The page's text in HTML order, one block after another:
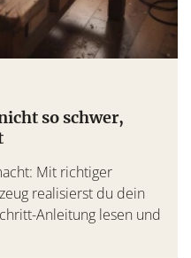
so schwer,
Mit richtiger
realisierst du dein
Anleitung lesen und